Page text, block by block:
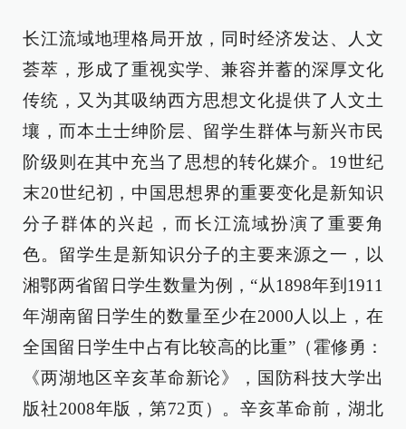
长江流域地理格局开放，同时经济发达、人文
荟萃，形成了重视实学、兼容并蓄的深厚文化
传统，又为其吸纳西方思想文化提供了人文土
壤，而本土士绅阶层、留学生群体与新兴市民
阶级则在其中充当了思想的转化媒介。19世纪
末20世纪初，中国思想界的重要变化是新知识
分子群体的兴起，而长江流域扮演了重要角
色。留学生是新知识分子的主要来源之一，以
湘鄂两省留日学生数量为例，“从1898年到1911
年湖南留日学生的数量至少在2000人以上，在
全国留日学生中占有比较高的比重”（霍修勇：
《两湖地区辛亥革命新论》，国防科技大学出
版社2008年版，第72页）。辛亥革命前，湖北